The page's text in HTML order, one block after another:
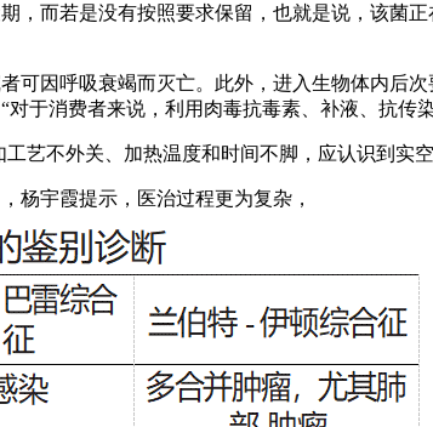
而若是没有按照要求保留，也就是说，该菌
因呼吸衰竭而灭亡。此外，进入生物体内后
于消费者来说，利用肉毒抗毒素、补液、抗传
不外关、加热温度和时间不脚，应认识到实空
宇霞提示，医治过程更为复杂，